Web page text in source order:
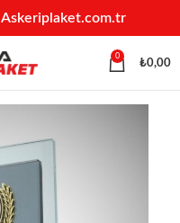
| Askeriplaket.com.tr
0
₺0,00